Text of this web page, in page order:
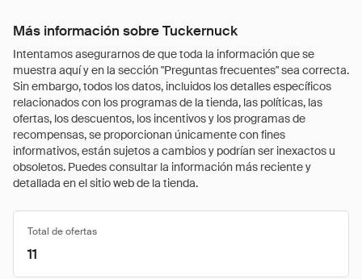
Más información sobre Tuckernuck
Intentamos asegurarnos de que toda la información que se
muestra aquí y en la sección "Preguntas frecuentes" sea correcta.
Sin embargo, todos los datos, incluidos los detalles específicos
relacionados con los programas de la tienda, las políticas, las
ofertas, los descuentos, los incentivos y los programas de
recompensas, se proporcionan únicamente con fines
informativos, están sujetos a cambios y podrían ser inexactos u
obsoletos. Puedes consultar la información más reciente y
detallada en el sitio web de la tienda.
Total de ofertas
11